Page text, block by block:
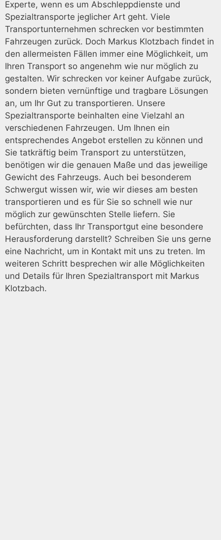
Experte, wenn es um Abschleppdienste und
Spezialtransporte jeglicher Art geht. Viele
Transportunternehmen schrecken vor bestimmten
Fahrzeugen zurück. Doch Markus Klotzbach findet in
den allermeisten Fällen immer eine Möglichkeit, um
Ihren Transport so angenehm wie nur möglich zu
gestalten. Wir schrecken vor keiner Aufgabe zurück,
sondern bieten vernünftige und tragbare Lösungen
an, um Ihr Gut zu transportieren. Unsere
Spezialtransporte beinhalten eine Vielzahl an
verschiedenen Fahrzeugen. Um Ihnen ein
entsprechendes Angebot erstellen zu können und
Sie tatkräftig beim Transport zu unterstützen,
benötigen wir die genauen Maße und das jeweilige
Gewicht des Fahrzeugs. Auch bei besonderem
Schwergut wissen wir, wie wir dieses am besten
transportieren und es für Sie so schnell wie nur
möglich zur gewünschten Stelle liefern. Sie
befürchten, dass Ihr Transportgut eine besondere
Herausforderung darstellt? Schreiben Sie uns gerne
eine Nachricht, um in Kontakt mit uns zu treten. Im
weiteren Schritt besprechen wir alle Möglichkeiten
und Details für Ihren Spezialtransport mit Markus
Klotzbach.